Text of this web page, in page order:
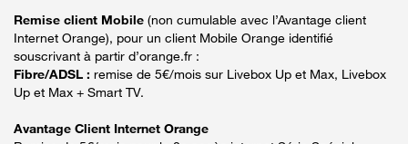
Remise client Mobile (non cumulable avec l’Avantage client
Internet Orange), pour un client Mobile Orange identifié
souscrivant à partir d’orange.fr :
Fibre/ADSL : remise de 5€/mois sur Livebox Up et Max, Livebox
Up et Max + Smart TV.
Avantage Client Internet Orange